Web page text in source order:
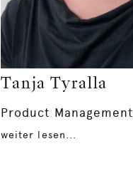
Tanja Tyralla
Product Management
weiter lesen...